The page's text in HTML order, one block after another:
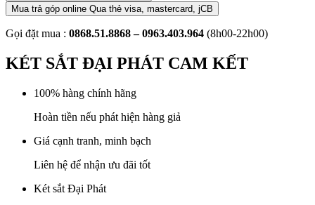
Mua trả góp online Qua thẻ visa, mastercard, jCB
Gọi đặt mua : 0868.51.8868 – 0963.403.964 (8h00-22h00)
KÉT SẮT ĐẠI PHÁT CAM KẾT
100% hàng chính hãng
Hoàn tiền nếu phát hiện hàng giả
Giá cạnh tranh, minh bạch
Liên hệ để nhận ưu đãi tốt
Két sắt Đại Phát